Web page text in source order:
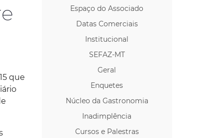
que
Espaço do Associado
Datas Comerciais
Institucional
SEFAZ-MT
Geral
Enquetes
Núcleo da Gastronomia
Inadimplência
Cursos e Palestras